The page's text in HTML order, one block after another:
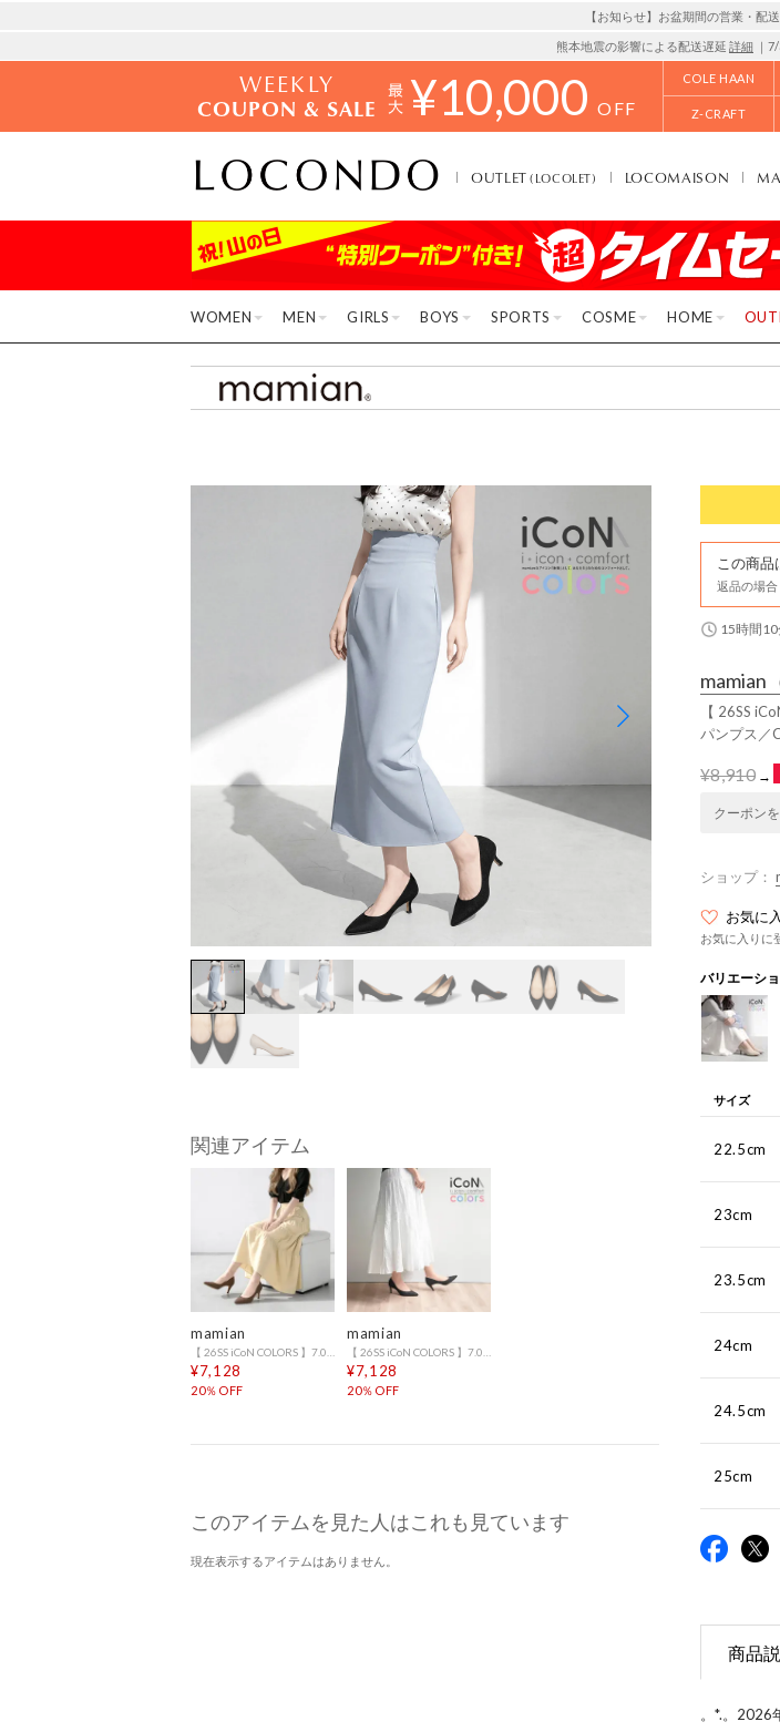
【お知らせ】お盆期間の営業・配
熊本地震の影響による配送遅延 詳細 ｜
WEEKLY
COUPON & SALE ¥10,000 OFF
COLE HAAN
Z-CRAFT
OUTLET(LOCOLET) LOCOMAISON
WOMEN MEN GIRLS BOYS SPORTS COSME HOME
関連アイテム
mamian
¥7,128
20％OFF
mamian
¥7,128
20％OFF
このアイテムを見た人はこれも見ています
現在表示するアイテムはありません。
この商品
返品の場
15時間
mamian
【 26SS
パンプス／
¥8,910→
クーポン
ショップ：
お気に
お気に入りに
バリエーシ
サイズ
22.5cm
23cm
23.5cm
24cm
24.5cm
25cm
商品
。*.。2026